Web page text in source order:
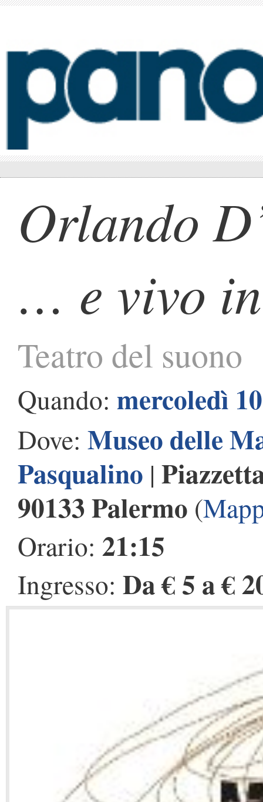
Orlando
… e vivo
Teatro del suono
Quando: mercoledì
Dove: Museo delle
Pasqualino |
90133 Palermo (
Orario: 21:15
Ingresso: Da € 5 a €